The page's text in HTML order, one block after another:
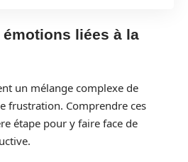
liées à la
un mélange complexe de
frustration. Comprendre ces
étape pour y faire face de